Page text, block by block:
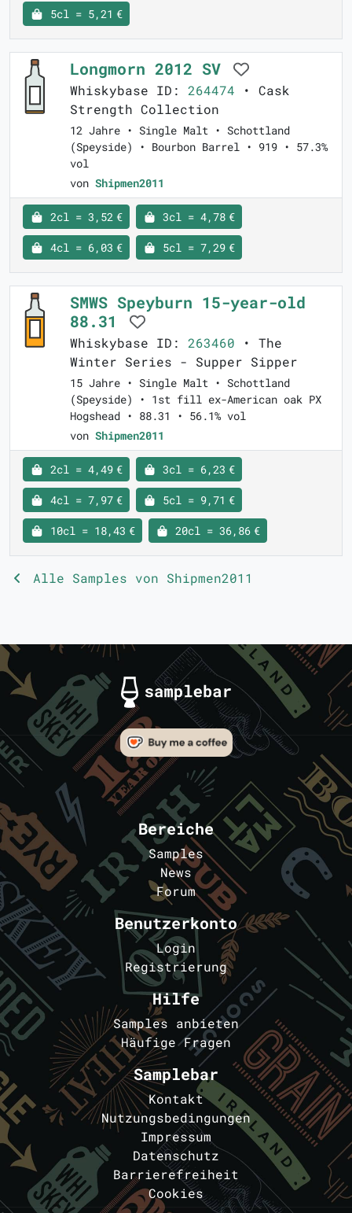
5cl = 5,21 €
Longmorn 2012 SV
Whiskybase ID: 264474 • Cask
Strength Collection
12 Jahre • Single Malt • Schottland
(Speyside) • Bourbon Barrel • 919 • 57.3%
vol
von Shipmen2011
2cl = 3,52 € 3cl = 4,78 €
4cl = 6,03 € 5cl = 7,29 €
SMWS Speyburn 15-year-old
88.31
Whiskybase ID: 263460 • The
Winter Series - Supper Sipper
15 Jahre • Single Malt • Schottland
(Speyside) • 1st fill ex-American oak PX
Hogshead • 88.31 • 56.1% vol
von Shipmen2011
2cl = 4,49 € 3cl = 6,23 €
4cl = 7,97 € 5cl = 9,71 €
10cl = 18,43 € 20cl = 36,86 €
Alle Samples von Shipmen2011
Bereiche
Samples
News
Forum
Benutzerkonto
Login
Registrierung
Hilfe
Samples anbieten
Häufige Fragen
Samplebar
Kontakt
Nutzungsbedingungen
Impressum
Datenschutz
Barrierefreiheit
Cookies